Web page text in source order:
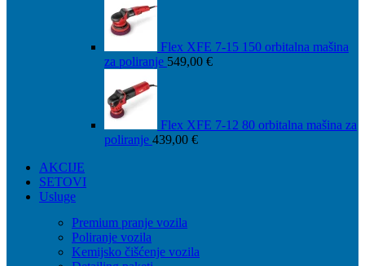
Flex XFE 7-15 150 orbitalna mašina
za poliranje 549,00 €
Flex XFE 7-12 80 orbitalna mašina za
poliranje 439,00 €
AKCIJE
SETOVI
Usluge
Premium pranje vozila
Poliranje vozila
Kemijsko čišćenje vozila